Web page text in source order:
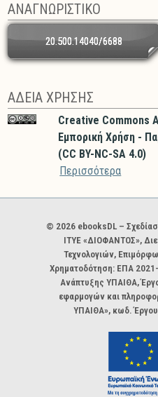
ΑΝΑΓΝΩΡΙΣΤΙΚΟ
20.500.14040/6688
ΑΔΕΙΑ ΧΡΗΣΗΣ
Creative Commons
Εμπορική Χρήση -
(CC BY-NC-SA 4.0)
Περισσότερα
Χορηγοί και φορείς
© 2026 ebooksDL –
ΙΤΥΕ «ΔΙΟΦΑΝΤΟΣ»,
Τεχνολογιών,
Χρηματοδότηση: ΕΠΑ
Ανάπτυξης ΥΠΑΙΘΑ,
εφαρμογών και
ΥΠΑΙΘΑ», κωδ.